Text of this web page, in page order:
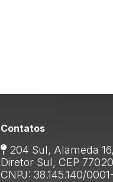
Contatos
204 Sul, Alameda
Diretor Sul, CEP
CNPJ: 38.145.140/